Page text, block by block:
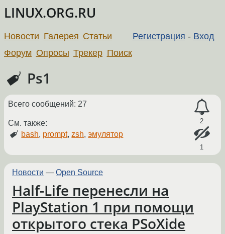
LINUX.ORG.RU
Регистрация - Вход
Новости Галерея Статьи
Форум Опросы Трекер Поиск
Ps1
2
1
Всего сообщений: 27
См. также:
bash, prompt,zsh,эмулятор
Новости — Open Source
Half-Life перенесли на
PlayStation 1 при помощи
открытого стека PSoXide